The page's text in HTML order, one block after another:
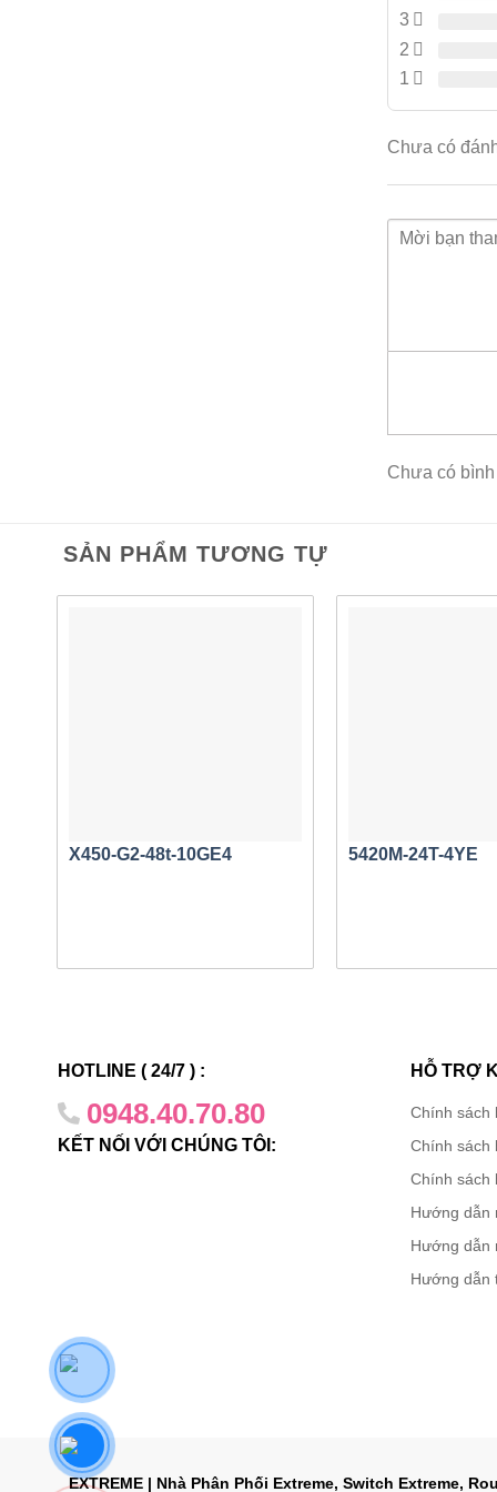
Tổng
Phím
thức dựa
ECMP
Chiến
tiết kiệm
Để công
một công
dựa trên
3
2
1
Chưa có
Chưa có
SẢN PHẨM TƯƠNG TỰ
X450-G2-48t-10GE4 5420M-24T-4YE
HOTLINE ( 24/7 ) :
0948.40.70.80
KẾT NỐI VỚI CHÚNG TÔI:
HỖ TRỢ
Chính sách
Chính sách
Chính sách
Hướng dẫn
Hướng dẫn
Hướng dẫn
EXTREME | Nhà Phân Phối Extreme, Switch Extreme,